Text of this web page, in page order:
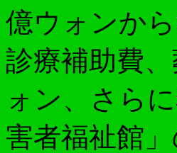
億ウォンか
診療補助費
ォン、さら
害者福祉館